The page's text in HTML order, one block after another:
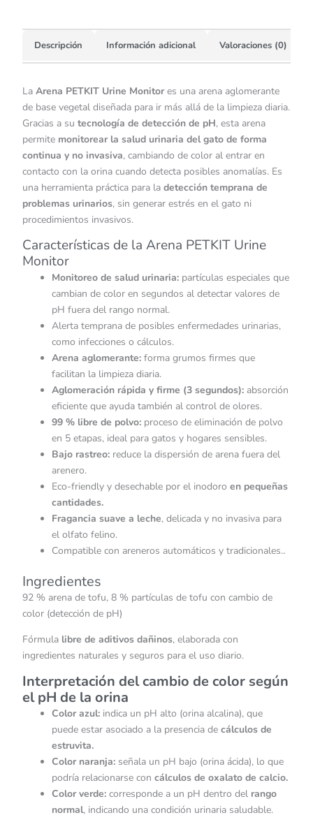
Descripción Información adicional Valoraciones (0)
La Arena PETKIT Urine Monitores una arena aglomerante
de base vegetal diseñada para ir más allá de la limpieza diaria.
Gracias a su tecnología de detección de pH, esta arena
permite monitorear la salud urinaria del gato de forma
continua y no invasiva, cambiando de color al entrar en
contacto con la orina cuando detecta posibles anomalías. Es
una herramienta práctica para la detección temprana de
problemas urinarios, sin generar estrés en el gato ni
procedimientos invasivos.
Características de la Arena PETKIT Urine
Monitor
Monitoreo de salud urinaria: partículas especiales que
cambian de color en segundos al detectar valores de
pH fuera del rango normal.
Alerta temprana de posibles enfermedades urinarias,
como infecciones o cálculos.
Arena aglomerante: forma grumos firmes que
facilitan la limpieza diaria.
Aglomeración rápida y firme (3 segundos): absorción
eficiente que ayuda también al control de olores.
99 % libre de polvo: proceso de eliminación de polvo
en 5 etapas, ideal para gatos y hogares sensibles.
Bajo rastreo: reduce la dispersión de arena fuera del
arenero.
Eco-friendly y desechable por el inodoro en pequeñas
cantidades.
Fragancia suave a leche, delicada y no invasiva para
el olfato felino.
Compatible con areneros automáticos y tradicionales..
Ingredientes
92 % arena de tofu, 8 % partículas de tofu con cambio de
color (detección de pH)
Fórmula libre de aditivos dañinos, elaborada con
ingredientes naturales y seguros para el uso diario.
Interpretación del cambio de color según
el pH de la orina
Color azul: indica un pH alto (orina alcalina), que
puede estar asociado a la presencia de cálculos de
estruvita.
Color naranja: señala un pH bajo (orina ácida), lo que
podría relacionarse con cálculos de oxalato de calcio.
Color verde: corresponde a un pH dentro del rango
normal, indicando una condición urinaria saludable.